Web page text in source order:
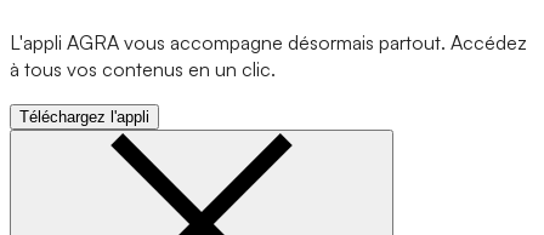
L'appli AGRA vous accompagne désormais partout. Accédez
à tous vos contenus en un clic.
Téléchargez l'appli